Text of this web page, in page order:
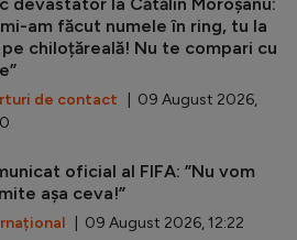
mi-am făcut numele în ring, tu la
pe chiloțăreală! Nu te compari cu
de contact | 09 August 2026,
oficial al FIFA: ”Nu vom
așa ceva!”
| 09 August 2026, 12:22